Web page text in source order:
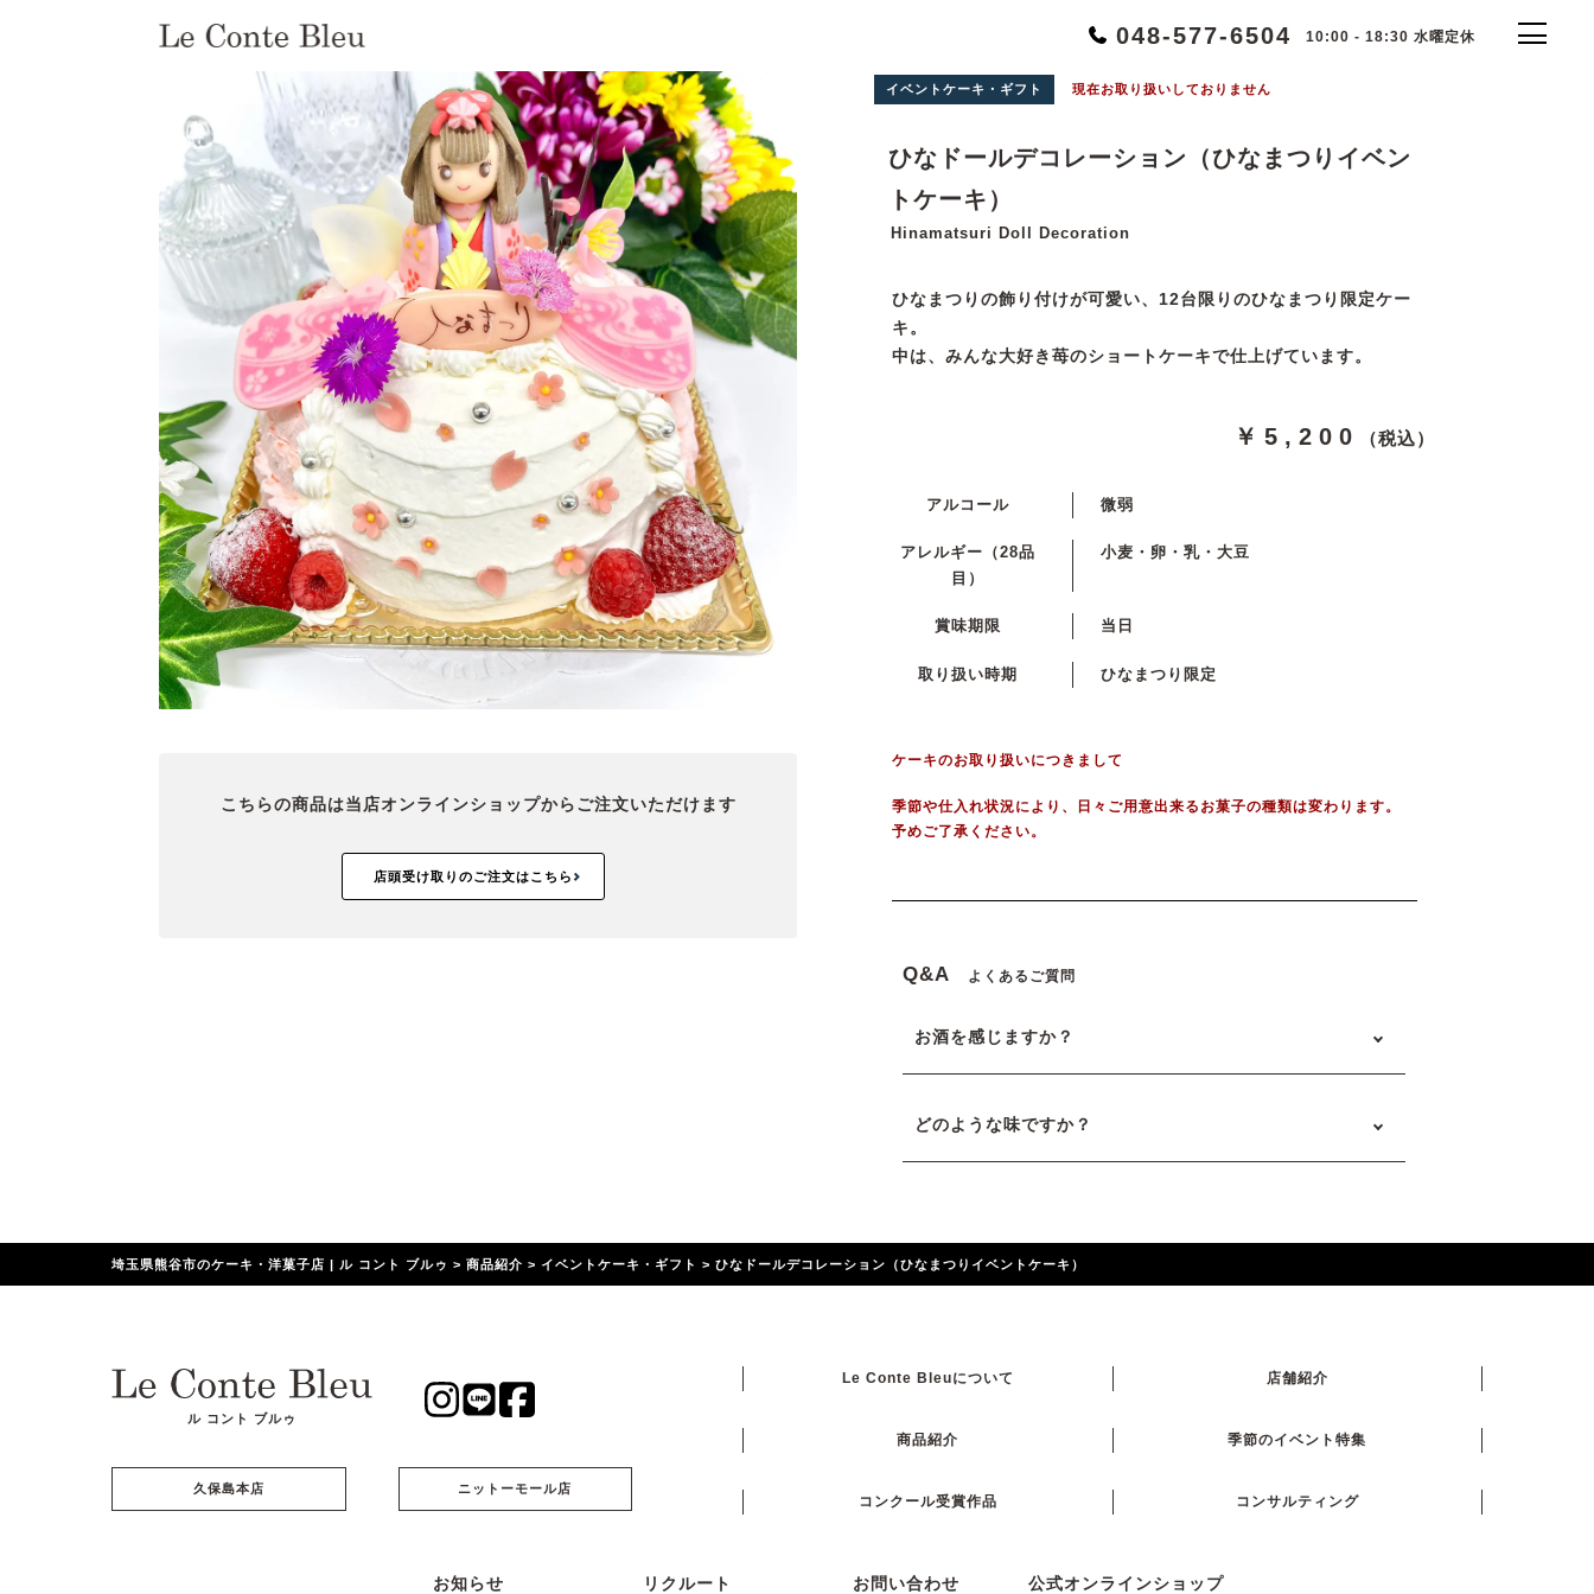
048-577-6504 10:00 - 18:30 水曜定休
こちらの商品は当店オンラインショップから ご注文いただけます
店頭受け取りのご注文はこちら
イベントケーキ・ギフト 現在お取り扱いしておりません
ひなドールデコレーション（ひなまつりイベン
トケーキ）
Hinamatsuri Doll Decoration
ひなまつりの飾り付けが可愛い、12台限りのひなまつり限定ケー
キ。
中は、みんな大好き苺のショートケーキで仕上げています。
￥5,200 （税込）
アルコール 微弱
アレルギー （28品
目）
小麦・卵・乳・大豆
賞味期限 当日
取り扱い時期 ひなまつり限定
ケーキのお取り扱いにつきまして
季節や仕入れ状況により、日々ご用意出来るお菓子の種類は変わります。
予めご了承ください。
Q&A よくあるご質問
お酒を感じますか？
どのような味ですか？
埼玉県熊谷市のケーキ・洋菓子店 | ル コント ブルゥ >商品紹介 >イベントケーキ・ギフト >ひなドールデコレーション（ひなまつりイベントケーキ）
ル コント ブルゥ
久保島本店 ニットーモール店
Le Conte Bleuについて 店舗紹介
商品紹介 季節のイベント特集
コンクール受賞作品 コンサルティング
お知らせ リクルート お問い合わせ 公式オンラインショップ